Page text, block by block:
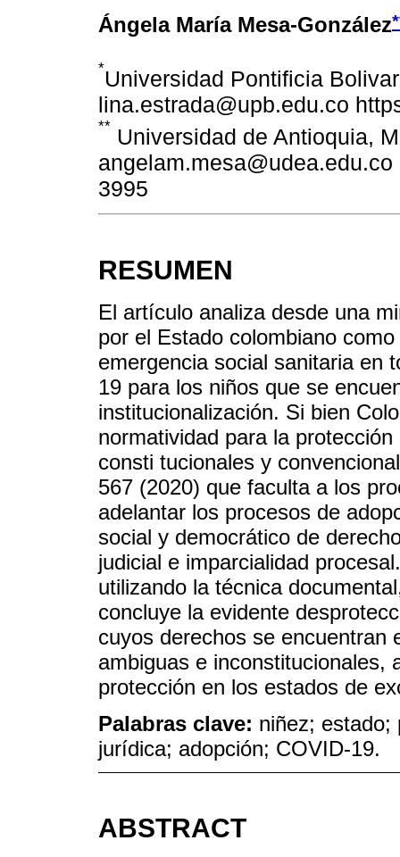
Ángela María Mesa-González
*Universidad Pontificia
lina.estrada@upb.edu.co
** Universidad de Antioquia,
3995
RESUMEN
El artículo analiza desde una
por el Estado colombiano
emergencia social sanitaria en
19 para los niños que se
institucionalización. Si bien
normatividad para la
consti tucionales y
567 (2020) que faculta a los
adelantar los procesos de
social y democrático de
judicial e imparcialidad
utilizando la técnica
concluye la evidente
cuyos derechos se encuentran
ambiguas e inconstitucionales,
protección en los estados de
Palabras clave: niñez; estado;
jurídica; adopción; COVID-19.
ABSTRACT